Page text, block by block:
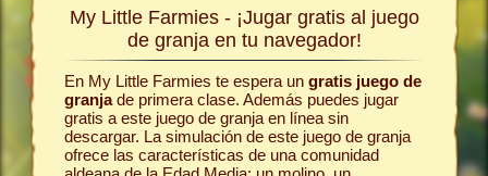
sin
jugar
My Little Farmies - ¡Jugar gratis al juego
de granja en tu navegador!
En My Little Farmies te espera un gratis juego de
granjade primera clase. Además puedes jugar
gratis a este juego de granja en línea sin
descargar. La simulación de este juego de granja
ofrece las características de una comunidad
La
la
el
en la